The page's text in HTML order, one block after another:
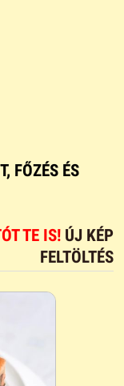
FŐZÉS ÉS
TE IS! ÚJ KÉP
FELTÖLTÉS